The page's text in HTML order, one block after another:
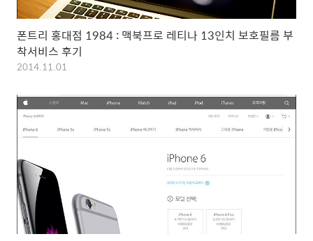
폰트리 홍대점 1984 : 맥북프로 레티나 13인치 보호필름 부
착서비스 후기
2014.11.01